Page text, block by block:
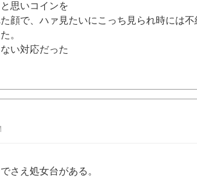
思いコインを
顔で、ハァ見たいにこっち見られ時には不
。
い対応だった
さえ処女台がある。